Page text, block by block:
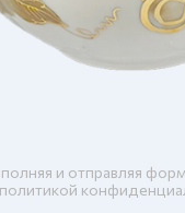
и отправляя
политикой